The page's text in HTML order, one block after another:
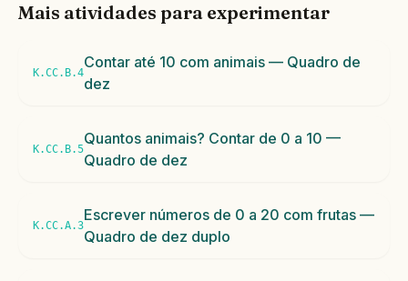
Mais atividades para experimentar
K.CC.B.4
Contar até 10 com animais — Quadro de
dez
K.CC.B.5
Quantos animais? Contar de 0 a 10 —
Quadro de dez
K.CC.A.3
Escrever números de 0 a 20 com frutas —
Quadro de dez duplo